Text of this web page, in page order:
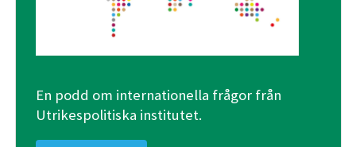
En podd om internationella frågor från
Utrikespolitiska institutet.